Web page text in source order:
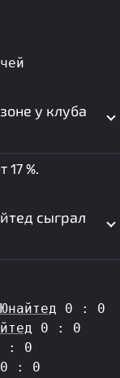
у клуба
17 %.
сыграл
0 : 0
0 : 0
: 0
0 : 0